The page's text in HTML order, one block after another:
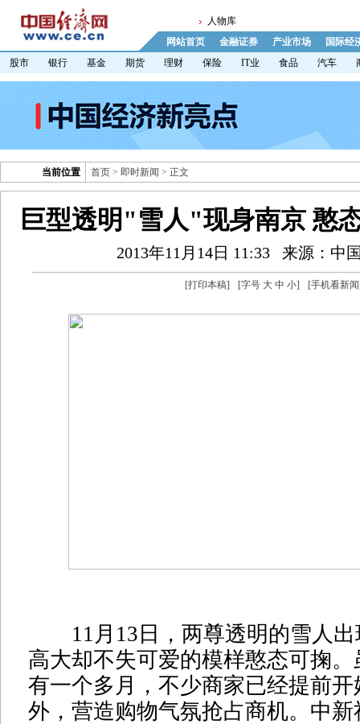
人物库
网站首页
金融证券 产业市场
国际经
股市
银行 基金 期货 理财 保险 IT业 食品 汽车
当前位置 首页 > 即时新闻 > 正文
巨型透明"雪人"现身南京 憨
2013年11月14日 11:33 来源：中
[打印本稿] [字号 大 中 小] [手机看新闻
11月13日，两尊透明的雪人出
高大却不失可爱的模样憨态可掬
有一个多月，不少商家已经提前
外，营造购物气氛抢占商机。中